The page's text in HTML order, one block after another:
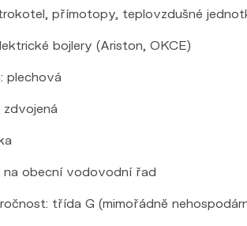
přímotopy, teplovzdušné
bojlery (Ariston, OKCE)
plechová
na obecní vodovodní řad
třída G (mimořádně